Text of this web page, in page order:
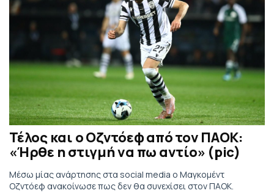
Τέλος και ο Οζντόεφ από τον ΠΑΟΚ:
«Ήρθε η στιγμή να πω αντίο» (pic)
Μέσω μίας ανάρτησης στα social media ο Mαγκομέντ
Οζντόεφ ανακοίνωσε πως δεν θα συνεχίσει στον ΠΑΟΚ.